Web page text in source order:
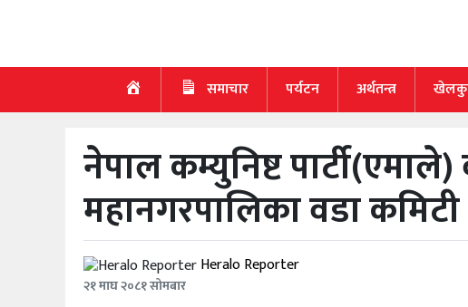
समाचार
पर्यटन अर्थतन्त्र
नेपाल कम्युनिष्ट
महानगरपालिका वडा
Heralo Reporter
२१ माघ २०८१ सोमबार